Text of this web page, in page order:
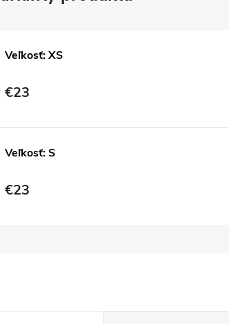
Veľkosť: XS
€23
Veľkosť: S
€23